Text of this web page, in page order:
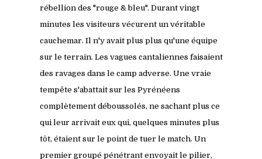
rébellion des "rouge & bleu". Durant vingt
minutes les visiteurs vécurent un véritable
cauchemar. Il n'y avait plus plus qu'une équipe
sur le terrain. Les vagues cantaliennes faisaient
des ravages dans le camp adverse. Une vraie
tempête s'abattait sur les Pyrénéens
complètement déboussolés, ne sachant plus ce
qui leur arrivait eux qui, quelques minutes plus
tôt, étaient sur le point de tuer le match. Un
premier groupé pénétrant envoyait le pilier,